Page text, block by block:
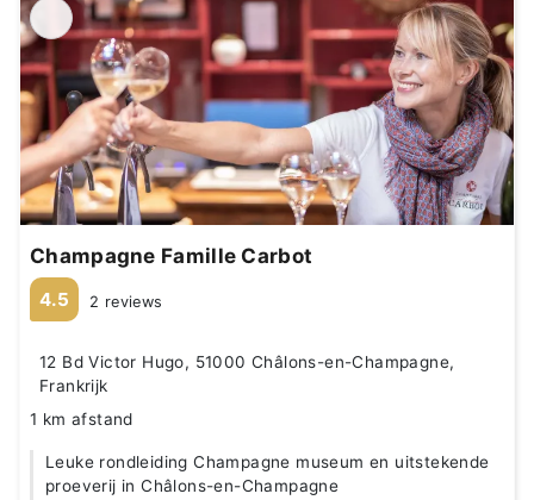
Champagne Famille Carbot
4.5 2 reviews
12 Bd Victor Hugo, 51000 Châlons-en-Champagne,
Frankrijk
1 km afstand
Leuke rondleiding Champagne museum en uitstekende
proeverij in Châlons-en-Champagne